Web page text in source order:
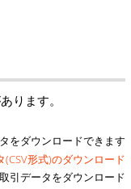
ります。
をダウンロードできます
(CSV形式)のダウンロード
引データをダウンロード